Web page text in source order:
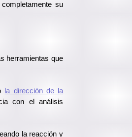
su
herramientas que
la dirección de la
con el análisis
la reacción y